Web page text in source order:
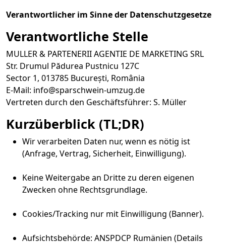
Verantwortlicher im Sinne der Datenschutzgesetze
Verantwortliche Stelle
MULLER & PARTENERII AGENTIE DE MARKETING SRL
Str. Drumul Pădurea Pustnicu 127C
Sector 1, 013785 București, România
E-Mail: info@sparschwein-umzug.de
Vertreten durch den Geschäftsführer: S. Müller
Kurzüberblick (TL;DR)
Wir verarbeiten Daten nur, wenn es nötig ist
(Anfrage, Vertrag, Sicherheit, Einwilligung).
Keine Weitergabe an Dritte zu deren eigenen
Zwecken ohne Rechtsgrundlage.
Cookies/Tracking nur mit Einwilligung (Banner).
Aufsichtsbehörde: ANSPDCP Rumänien (Details